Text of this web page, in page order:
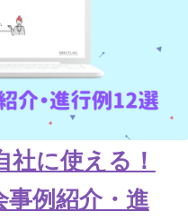
社に使える！
例紹介・進